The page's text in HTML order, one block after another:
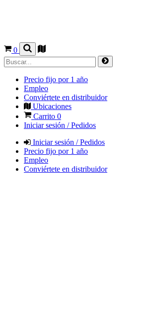
0
Precio fijo por 1 año
Empleo
Conviértete en distribuidor
Ubicaciones
Carrito 0
Iniciar sesión / Pedidos
Iniciar sesión / Pedidos
Precio fijo por 1 año
Empleo
Conviértete en distribuidor